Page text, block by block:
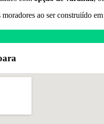
ao ser construiído